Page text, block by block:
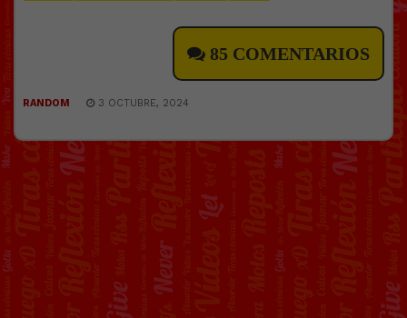
85 COMENTARIOS
RANDOM 3 OCTUBRE, 2024